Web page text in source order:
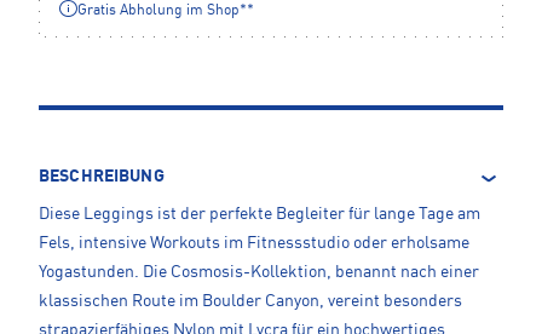
Gratis Abholung im Shop**
BESCHREIBUNG
Diese Leggings ist der perfekte Begleiter für lange Tage am
Fels, intensive Workouts im Fitnessstudio oder erholsame
Yogastunden. Die Cosmosis-Kollektion, benannt nach einer
klassischen Route im Boulder Canyon, vereint besonders
strapazierfähiges Nylon mit Lycra für ein hochwertiges